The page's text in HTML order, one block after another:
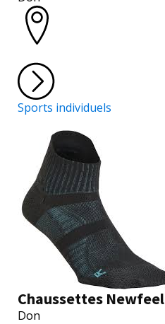
Sports individuels
Chaussettes Newfeel
Don